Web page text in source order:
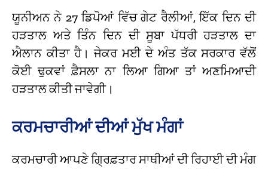
ਯੂਨੀਅਨ ਨੇ 27 ਡਿਪੋਆਂ ਵਿੱਚ ਗੇਟ ਰੈਲੀਆਂ, ਇੱਕ ਦਿਨ ਦੀ
ਹੜਤਾਲ ਅਤੇ ਤਿੰਨ ਦਿਨ ਦੀ ਸੂਬਾ ਪੱਧਰੀ ਹੜਤਾਲ ਦਾ
ਐਲਾਨ ਕੀਤਾ ਹੈ। ਜੇਕਰ ਮਈ ਦੇ ਅੰਤ ਤੱਕ ਸਰਕਾਰ ਵੱਲੋਂ
ਕੋਈ ਢੁਕਵਾਂ ਫ਼ੈਸਲਾ ਨਾ ਲਿਆ ਗਿਆ ਤਾਂ ਅਣਮਿਆਦੀ
ਹੜਤਾਲ ਕੀਤੀ ਜਾਵੇਗੀ।
ਕਰਮਚਾਰੀਆਂ ਦੀਆਂ ਮੁੱਖ ਮੰਗਾਂ
ਕਰਮਚਾਰੀ ਆਪਣੇ ਗ੍ਰਿਫ਼ਤਾਰ ਸਾਥੀਆਂ ਦੀ ਰਿਹਾਈ ਦੀ ਮੰਗ